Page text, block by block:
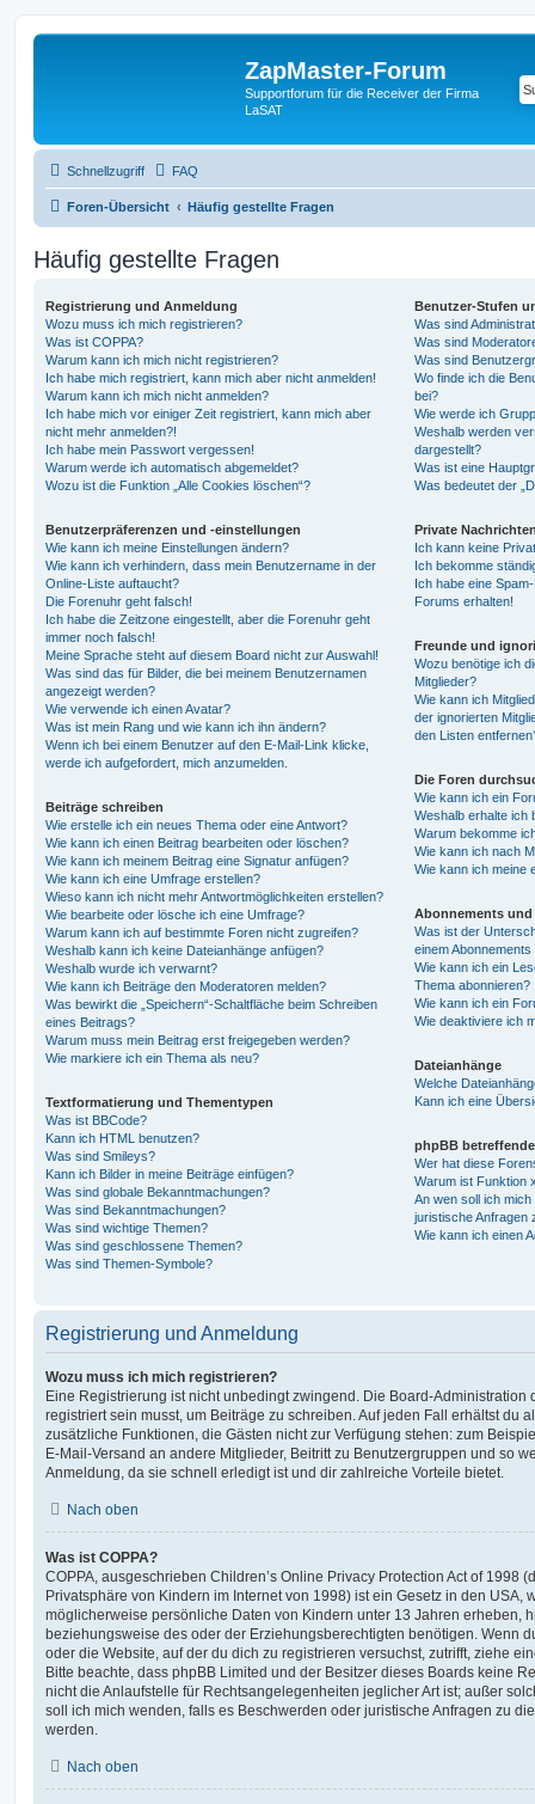
ZapMaster-Forum
Supportforum für die Receiver der Firma
LaSAT
Schnellzugriff FAQ
Foren-Übersicht Häufig gestellte Fragen
Häufig gestellte Fragen
Registrierung und Anmeldung
Wozu muss ich mich registrieren?
Was ist COPPA?
Warum kann ich mich nicht registrieren?
Ich habe mich registriert, kann mich aber nicht anmelden!
Warum kann ich mich nicht anmelden?
Ich habe mich vor einiger Zeit registriert, kann mich aber
nicht mehr anmelden?!
Ich habe mein Passwort vergessen!
Warum werde ich automatisch abgemeldet?
Wozu ist die Funktion „Alle Cookies löschen“?
Benutzerpräferenzen und -einstellungen
Wie kann ich meine Einstellungen ändern?
Wie kann ich verhindern, dass mein Benutzername in der
Online-Liste auftaucht?
Die Forenuhr geht falsch!
Ich habe die Zeitzone eingestellt, aber die Forenuhr geht
immer noch falsch!
Meine Sprache steht auf diesem Board nicht zur Auswahl!
Was sind das für Bilder, die bei meinem Benutzernamen
angezeigt werden?
Wie verwende ich einen Avatar?
Was ist mein Rang und wie kann ich ihn ändern?
Wenn ich bei einem Benutzer auf den E-Mail-Link klicke,
werde ich aufgefordert, mich anzumelden.
Beiträge schreiben
Wie erstelle ich ein neues Thema oder eine Antwort?
Wie kann ich einen Beitrag bearbeiten oder löschen?
Wie kann ich meinem Beitrag eine Signatur anfügen?
Wie kann ich eine Umfrage erstellen?
Wieso kann ich nicht mehr Antwortmöglichkeiten erstellen?
Wie bearbeite oder lösche ich eine Umfrage?
Warum kann ich auf bestimmte Foren nicht zugreifen?
Weshalb kann ich keine Dateianhänge anfügen?
Weshalb wurde ich verwarnt?
Wie kann ich Beiträge den Moderatoren melden?
Was bewirkt die „Speichern“-Schaltfläche beim Schreiben
eines Beitrags?
Warum muss mein Beitrag erst freigegeben werden?
Wie markiere ich ein Thema als neu?
Textformatierung und Thementypen
Was ist BBCode?
Kann ich HTML benutzen?
Was sind Smileys?
Kann ich Bilder in meine Beiträge einfügen?
Was sind globale Bekanntmachungen?
Was sind Bekanntmachungen?
Was sind wichtige Themen?
Was sind geschlossene Themen?
Was sind Themen-Symbole?
Benutzer-Stufen
Was sind
Was sind
Was sind
Wo finde ich die
bei?
Wie werde ich
Weshalb werden
dargestellt?
Was ist eine
Was bedeutet der
Private
Ich kann keine
Ich bekomme
Ich habe eine
Forums erhalten!
Freunde und
Wozu benötige ich
Mitglieder?
Wie kann ich
der ignorierten
den Listen
Die Foren
Wie kann ich ein
Weshalb erhalte ich
Warum bekomme
Wie kann ich nach
Wie kann ich meine
Abonnements und
Was ist der
einem
Wie kann ich ein
Thema abonnieren?
Wie kann ich ein
Wie deaktiviere ich
Dateianhänge
Welche
Kann ich eine
phpBB
Wer hat diese
Warum ist Funktion
An wen soll ich
juristische Anfragen
Wie kann ich einen
Registrierung und Anmeldung
Wozu muss ich mich registrieren?
Eine Registrierung ist nicht unbedingt zwingend. Die Board-Administration
registriert sein musst, um Beiträge zu schreiben. Auf jeden Fall erhältst du
zusätzliche Funktionen, die Gästen nicht zur Verfügung stehen: zum
E-Mail-Versand an andere Mitglieder, Beitritt zu Benutzergruppen und so
Anmeldung, da sie schnell erledigt ist und dir zahlreiche Vorteile bietet.
Nach oben
Was ist COPPA?
COPPA, ausgeschrieben Children’s Online Privacy Protection Act of 1998
Privatsphäre von Kindern im Internet von 1998) ist ein Gesetz in den USA,
möglicherweise persönliche Daten von Kindern unter 13 Jahren erheben,
beziehungsweise des oder der Erziehungsberechtigten benötigen. Wenn
oder die Website, auf der du dich zu registrieren versuchst, zutrifft, ziehe
Bitte beachte, dass phpBB Limited und der Besitzer dieses Boards keine
nicht die Anlaufstelle für Rechtsangelegenheiten jeglicher Art ist; außer
soll ich mich wenden, falls es Beschwerden oder juristische Anfragen zu
werden.
Nach oben